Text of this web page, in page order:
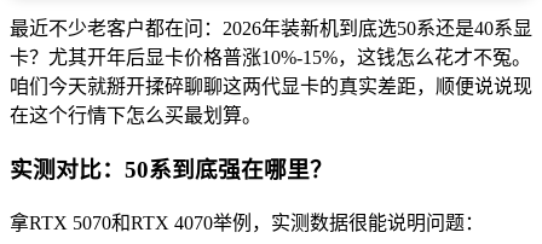
最近不少老客户都在问：2026年装新机到底选50系还是40系显
卡？尤其开年后显卡价格普涨10%-15%，这钱怎么花才不冤。
咱们今天就掰开揉碎聊聊这两代显卡的真实差距，顺便说说现
在这个行情下怎么买最划算。
实测对比：50系到底强在哪里？
拿RTX 5070和RTX 4070举例，实测数据很能说明问题：